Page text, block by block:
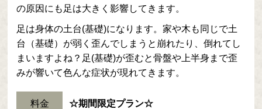
の原因にも足は大きく影響してきます。
足は身体の土台(基礎)になります。家や木も同じで土
台（基礎）が弱く歪んでしまうと崩れたり、倒れてし
まいますよね？足(基礎)が歪むと骨盤や上半身まで歪
みが響いて色んな症状が現れてきます。
料金 ☆期間限定プラン☆